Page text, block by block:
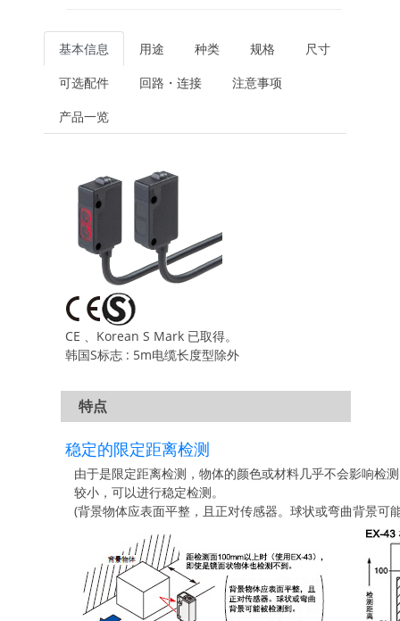
基本信息 用途 种类 规格
尺寸
可选配件
回路・连接
注意事项
产品一览
CE 、Korean S Mark 已取得。
韩国S标志 : 5m电缆长度型除外
特点
稳定的限定距离检测
由于是限定距离检测，物体的颜色或材料几乎不会影响检
较小，可以进行稳定检测。
(背景物体应表面平整，且正对传感器。球状或弯曲背景可